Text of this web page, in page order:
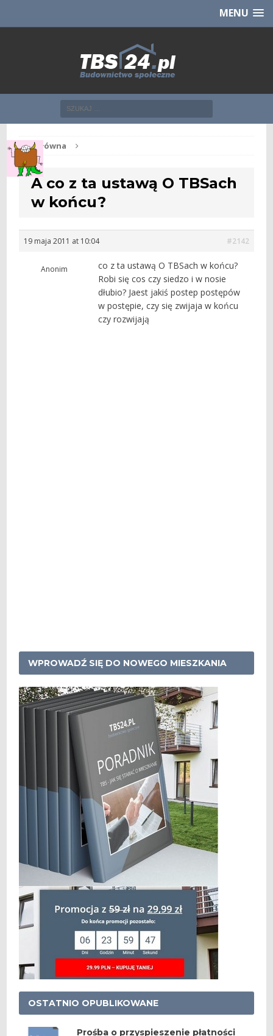
CHCĘ [klik]MENU
Str. główna
A co z ta ustawą O TBSach
w końcu?
19 maja 2011 at 10:04 #2142
Anonim
co z ta ustawą O TBSach w końcu?
Robi się cos czy siedzo i w nosie
dłubio? Jaest jakiś postep postępów
w postępie, czy się zwijaja w końcu
czy rozwijają
WPROWADŹ SIĘ DO NOWEGO MIESZKANIA
OSTATNIO OPUBLIKOWANE
Prośba o przyspieszenie płatności